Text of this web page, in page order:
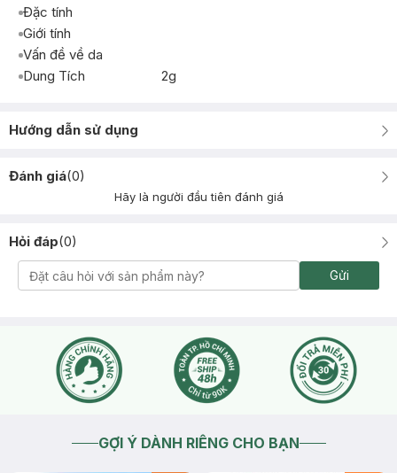
Đặc tính
Giới tính
Vấn đề về da
Dung Tích
2g
Hướng dẫn sử dụng
Đánh giá(0)
Hãy là người đầu tiên đánh giá
Hỏi đáp(0)
Gửi
GỢI Ý DÀNH RIÊNG CHO BẠN